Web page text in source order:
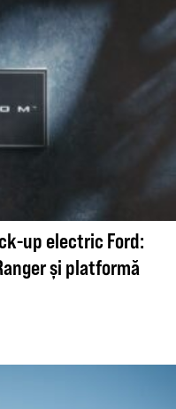
up electric Ford:
și platformă